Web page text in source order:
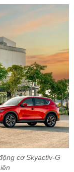
cơ Skyactiv-G